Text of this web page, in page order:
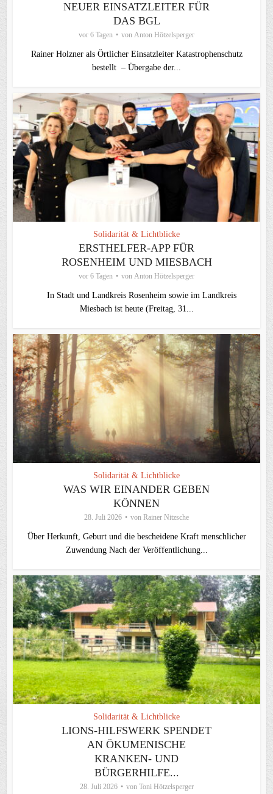
NEUER EINSATZLEITER FÜR
DAS BGL
vor 6 Tagen von Anton Hötzelsperger
Rainer Holzner als Örtlicher Einsatzleiter Katastrophenschutz
bestellt – Übergabe der...
Solidarität & Lichtblicke
ERSTHELFER-APP FÜR
ROSENHEIM UND MIESBACH
vor 6 Tagen von Anton Hötzelsperger
In Stadt und Landkreis Rosenheim sowie im Landkreis
Miesbach ist heute (Freitag, 31...
Solidarität & Lichtblicke
WAS WIR EINANDER GEBEN
KÖNNEN
28. Juli 2026 von Rainer Nitzsche
Über Herkunft, Geburt und die bescheidene Kraft menschlicher
Zuwendung Nach der Veröffentlichung...
Solidarität & Lichtblicke
LIONS-HILFSWERK SPENDET
AN ÖKUMENISCHE
KRANKEN- UND
BÜRGERHILFE...
28. Juli 2026 von Toni Hötzelsperger